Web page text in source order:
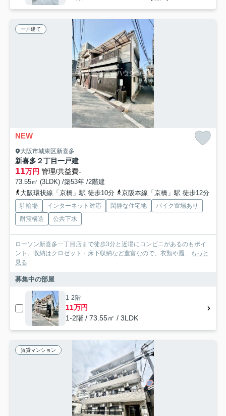
一戸建て
NEW
大阪市城東区新喜多
新喜多２丁目一戸建
11万円 管理/共益費-
73.55㎡ (3LDK) /築53年 /2階建
大阪環状線「京橋」駅 徒歩10分
京阪本線「京橋」駅 徒歩12分
駐輪場 インターネット対応 閑静な住宅地
バイク置場あり
耐震構造
公共下水
ローソン新喜多一丁目店まで徒歩3分と近場にコンビニがあるのもポイ
ント。収納はクロゼット・床下収納など豊富なので、衣類や履... もっと
見る
募集中の部屋
1-2階
11万円
1-2階 / 73.55㎡ / 3LDK
賃貸マンション